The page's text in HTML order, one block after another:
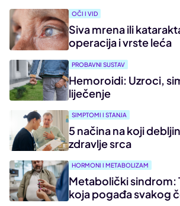
OČI I VID
Siva mrena ili
operacija i vrste leća
PROBAVNI SUSTAV
Hemoroidi: Uzroci,
liječenje
SIMPTOMI I STANJA
5 načina na koji
zdravlje srca
HORMONI I METABOLIZAM
Metabolički sindrom:
koja pogađa svakog